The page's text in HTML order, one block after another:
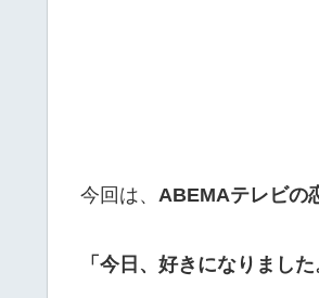
今回は、 ABEMAテレビの
「今日、好きになりました